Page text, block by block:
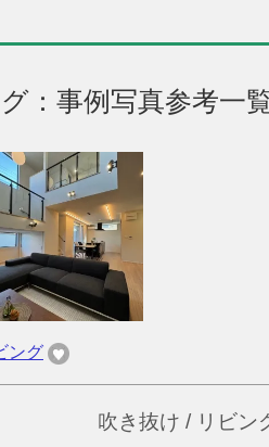
：事例写真参考一
ング
吹き抜け / リビン